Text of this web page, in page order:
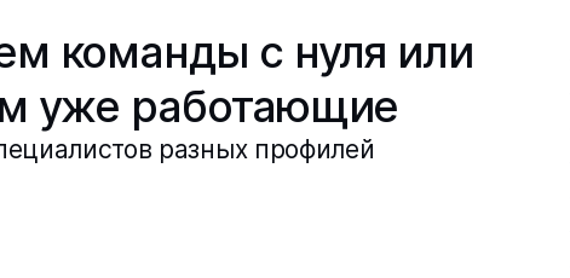
команды с нуля или
уже работающие
разных профилей